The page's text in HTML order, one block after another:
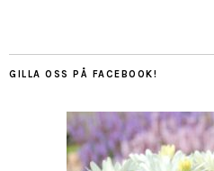
GILLA OSS PÅ FACEBOOK!